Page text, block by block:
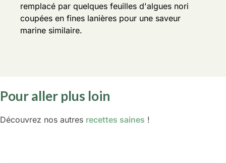
remplacé par quelques feuilles d'algues nori
coupées en fines lanières pour une saveur
marine similaire.
Pour aller plus loin
Découvrez nos autres recettes saines !